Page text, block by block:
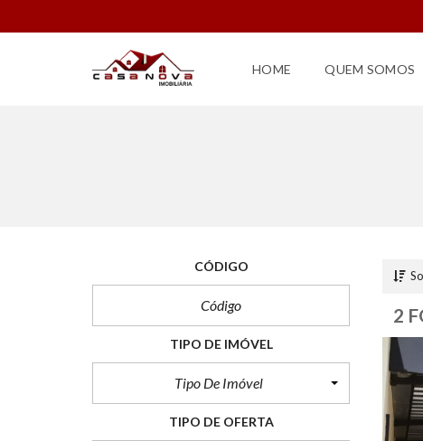
HOME QUEM SOMOS
CÓDIGO
TIPO DE IMÓVEL
Tipo De Imóvel
TIPO DE OFERTA
2